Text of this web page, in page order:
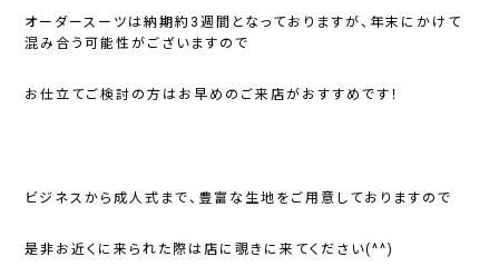
オーダースーツは納期約3週間となっておりますが、年末にかけて
混み合う可能性がございますので
お仕立てご検討の方はお早めのご来店がおすすめです！
ビジネスから成人式まで、豊富な生地をご用意しておりますので
是非お近くに来られた際は店に覗きに来てください(^^)